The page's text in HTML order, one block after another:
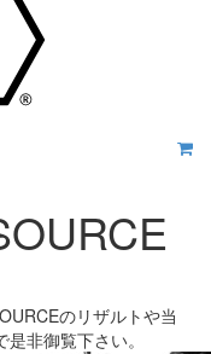
のリザルトや当
非御覧下さい。